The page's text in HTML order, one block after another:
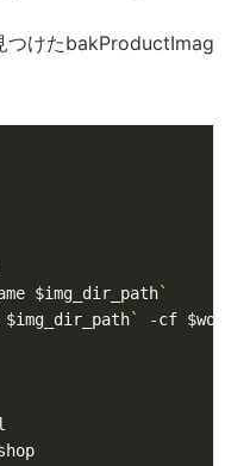
つけたbakProductImag
$img_dir_path`
$img_dir_path` -cf